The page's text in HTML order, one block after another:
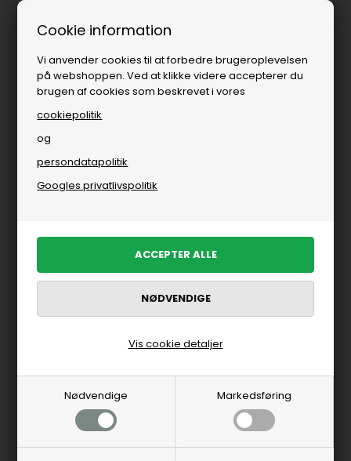
Cookie information
Vi anvender cookies til at forbedre brugeroplevelsen
på webshoppen. Ved at klikke videre accepterer du
brugen af cookies som beskrevet i vores
cookiepolitik
og
persondatapolitik
Googles privatlivspolitik
Nødvendige Markedsføring
Vis cookie detaljer
Brands Kvinde Soft Rebels
FILTRER PRODUKTER